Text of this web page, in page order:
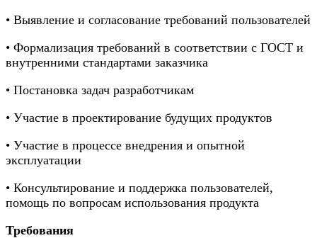
• Выявление и согласование требований пользователей
• Формализация требований в соответствии с ГОСТ и
внутренними стандартами заказчика
• Постановка задач разработчикам
• Участие в проектирование будущих продуктов
• Участие в процессе внедрения и опытной
эксплуатации
• Консультирование и поддержка пользователей,
помощь по вопросам использования продукта
Требования